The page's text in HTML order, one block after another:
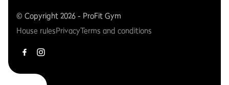
© Copyright 2026 - ProFit Gym
House rulesPrivacyTerms and conditions